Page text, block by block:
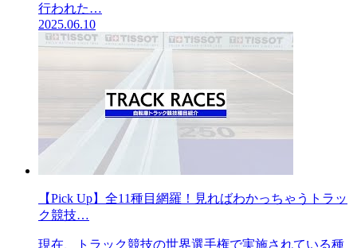
行われた…
2025.06.10
【Pick Up】全11種目網羅！見ればわかっちゃうトラッ
ク競技…
現在、トラック競技の世界選手権で実施されている種